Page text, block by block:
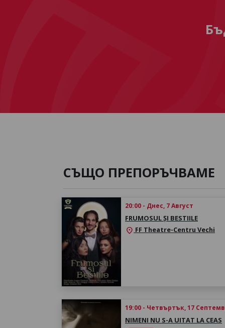
СЪЩО ПРЕПОРЪЧВАМЕ
20:00 - Днес, 7 Август
FRUMOSUL ȘI BESTIILE
location_on FF Theatre-Centru Vechi
19:00 - Четвъртък, 17
NIMENI NU S-A UITAT LA CEAS